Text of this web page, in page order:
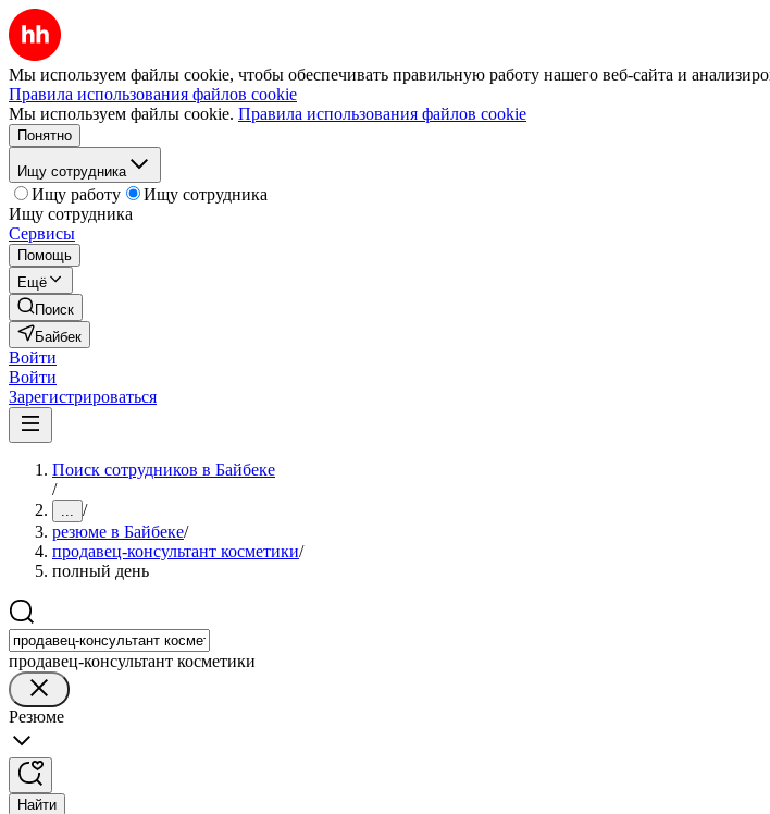
Мы используем файлы cookie, чтобы обеспечивать правильную работу нашего веб-сайта и
Правила использования файлов cookie
Мы используем файлы cookie. Правила использования файлов cookie
Понятно
Ищу сотрудника
Ищу работу
Ищу сотрудника
Ищу сотрудника
Сервисы
Помощь
Ещё
Поиск
Байбек
Войти
Войти
Зарегистрироваться
Поиск сотрудников в Байбеке
/
... /
резюме в Байбеке/
продавец-консультант косметики/
полный день
продавец-консультант косметики
Резюме
Найти